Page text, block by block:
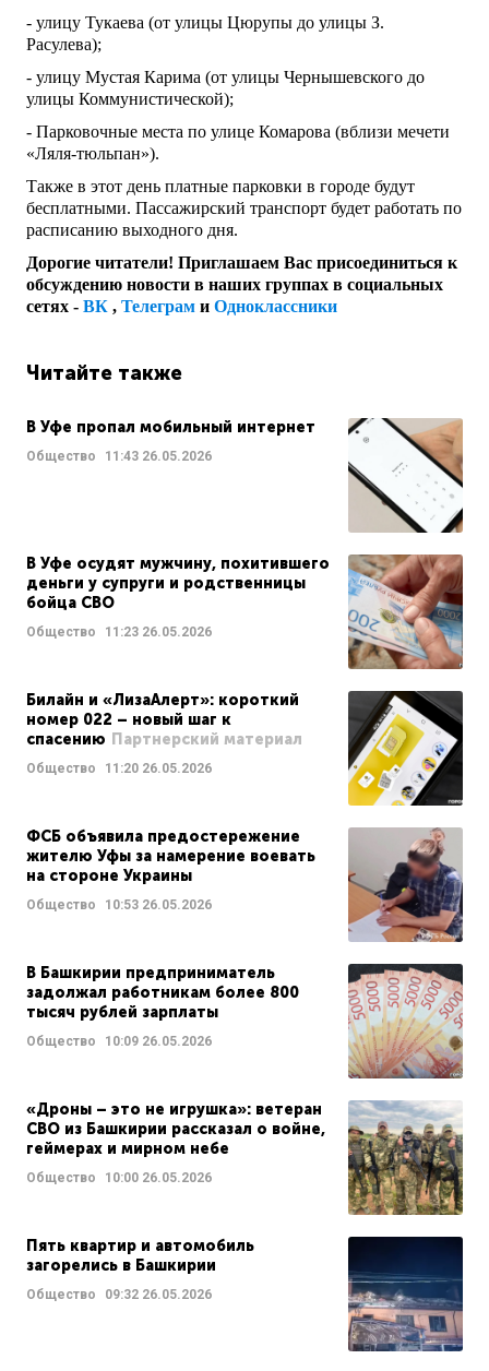
- улицу Тукаева (от улицы Цюрупы до улицы З.
Расулева);
- улицу Мустая Карима (от улицы Чернышевского до
улицы Коммунистической);
- Парковочные места по улице Комарова (вблизи мечети
«Ляля-тюльпан»).
Также в этот день платные парковки в городе будут
бесплатными. Пассажирский транспорт будет работать по
расписанию выходного дня.
Дорогие читатели! Приглашаем Вас присоединиться к
обсуждению новости в наших группах в социальных
сетях - ВК , Телеграм и Одноклассники
Читайте также
В Уфе пропал мобильный интернет
Общество 11:43 26.05.2026
В Уфе осудят мужчину, похитившего
деньги у супруги и родственницы
бойца СВО
Общество 11:23 26.05.2026
Билайн и «ЛизаАлерт»: короткий
номер 022 – новый шаг к
спасению Партнерский материал
Общество 11:20 26.05.2026
ФСБ объявила предостережение
жителю Уфы за намерение воевать
на стороне Украины
Общество 10:53 26.05.2026
В Башкирии предприниматель
задолжал работникам более 800
тысяч рублей зарплаты
Общество 10:09 26.05.2026
«Дроны – это не игрушка»: ветеран
СВО из Башкирии рассказал о войне,
геймерах и мирном небе
Общество 10:00 26.05.2026
Пять квартир и автомобиль
загорелись в Башкирии
Общество 09:32 26.05.2026